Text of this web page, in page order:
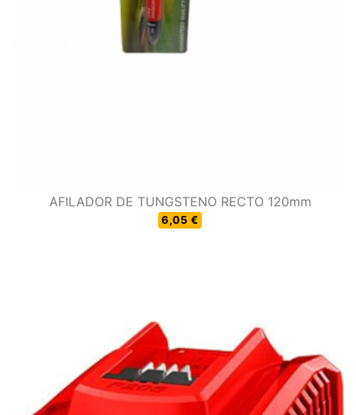
AFILADOR DE TUNGSTENO RECTO 120mm
6,05 €